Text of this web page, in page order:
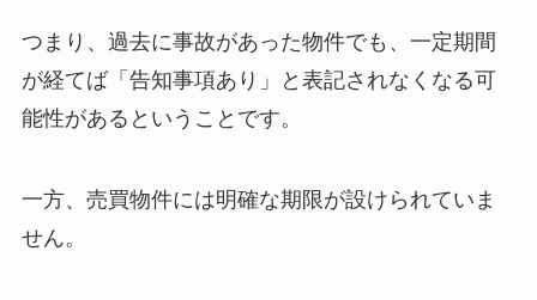
つまり、過去に事故があった物件でも、一定期間
が経てば「告知事項あり」と表記されなくなる可
能性があるということです。
一方、売買物件には明確な期限が設けられていま
せん。